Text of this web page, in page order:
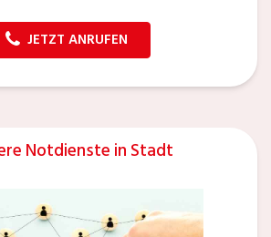
JETZT ANRUFEN
Notdienste in Stadt